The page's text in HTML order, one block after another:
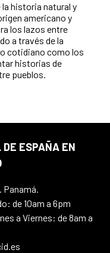
historia natural y
americano y
los lazos entre
a través de la
cotidiano como los
historias de
pueblos.
ESPAÑA EN
Panamá.
de 10am a 6pm
a Viernes: de 8am a